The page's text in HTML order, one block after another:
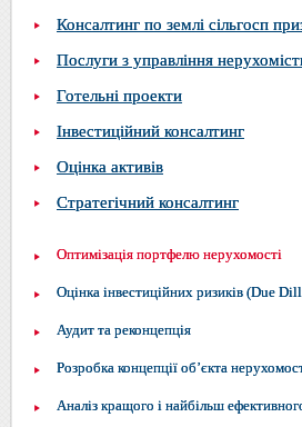
Консалтинг по землі сільгосп
Послуги з управління
Готельні проекти
Інвестиційний консалтинг
Оцінка активів
Стратегічний консалтинг
Оптимізація портфелю нерухомості
Оцінка інвестиційних ризиків (Due
Аудит та реконцепція
Розробка концепції об’єкта
Аналіз кращого і найбільш